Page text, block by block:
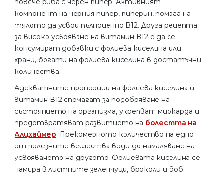
повече риба с черен пипер. Активният
компонент на черния пипер, пиперин, помага на
тялото да усвои пълноценно B12. Друга рецепта
за високо усвояване на витамин B12 е да се
консумират добавки с фолиева киселина или
храни, богати на фолиева киселина в достатъчни
количества.
Адекватните пропорции на фолиева киселина и
витамин В12 спомагат за подобряване на
състоянието на организма, укрепват миокарда и
предотвратяват развитието на болестта на
Алцхаймер. Прекомерното количество на едно
от полезните вещества води до намаляване на
усвояването на другото. Фолиевата киселина се
намира в листните зеленчуци, броколи и боб.